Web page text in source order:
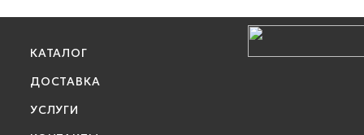
КАТАЛОГ
ДОСТАВКА
УСЛУГИ